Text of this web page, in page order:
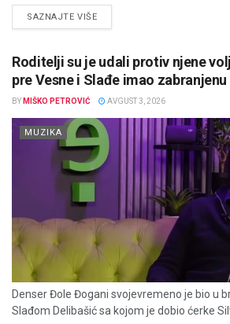
SAZNAJTE VIŠEDETAILS
Roditelji su je udali protiv njene
pre Vesne i Slađe imao
BY MIŠKO PETROVIĆ AVGUST 3, 2026
MUZIKA
Denser Đole Đogani svojevremeno je bio u
Slađom Delibašić sa kojom je dobio ćerke